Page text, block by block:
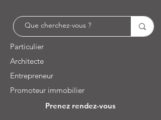
Particulier
Architecte
Entrepreneur
Promoteur immobilier
Prenez rendez-vous